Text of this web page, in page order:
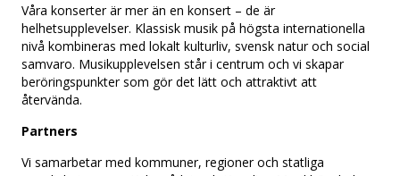
Våra konserter är mer än en konsert – de är
helhetsupplevelser. Klassisk musik på högsta internationella
nivå kombineras med lokalt kulturliv, svensk natur och social
samvaro. Musikupplevelsen står i centrum och vi skapar
beröringspunkter som gör det lätt och attraktivt att
återvända.
Partners
Vi samarbetar med kommuner, regioner och statliga